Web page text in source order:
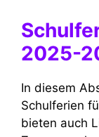
2025-
In diesem
Schulferien
bieten auch